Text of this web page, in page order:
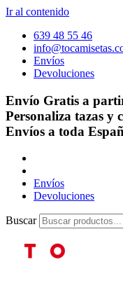
Ir al contenido
639 48 55 46
Envíos
Devoluciones
Envío Gratis a
Personaliza tazas y
Envíos a toda
Envíos
Devoluciones
Buscar